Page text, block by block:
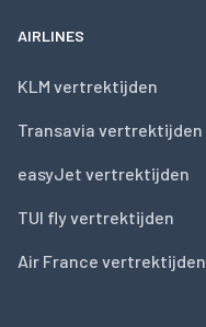
AIRLINES
KLM vertrektijden
Transavia vertrektijden
easyJet vertrektijden
TUI fly vertrektijden
Air France vertrektijden